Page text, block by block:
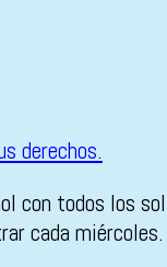
con todos los
cada